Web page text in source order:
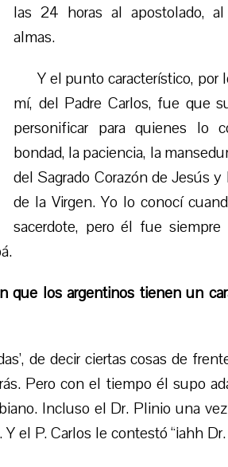
las 24 horas al apostolado,
almas.
Y el punto característico, por
mí, del Padre Carlos, fue que
personificar para quienes lo
bondad, la paciencia, la
del Sagrado Corazón de Jesús y
de la Virgen. Yo lo conocí
sacerdote, pero él fue siempre
los argentinos tienen un
de decir ciertas cosas de
Pero con el tiempo él supo
Incluso el Dr. Plinio una
el P. Carlos le contestó “¡ahh